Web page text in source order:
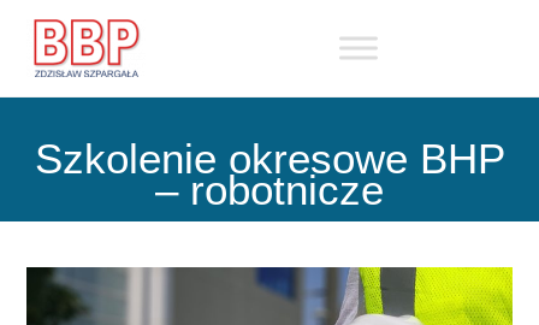
Skip
content
Szkolenie okresowe BHP
– robotnicze